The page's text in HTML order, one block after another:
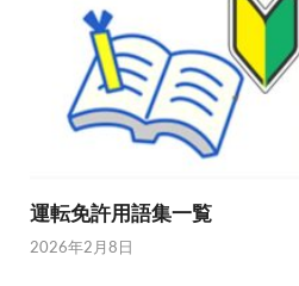
運転免許用語集一覧
2026年2月8日